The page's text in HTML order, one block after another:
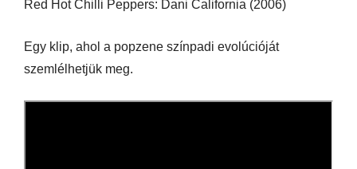
Red Hot Chilli Peppers: Dani California (2006)
Egy klip, ahol a popzene színpadi evolúcióját
szemlélhetjük meg.